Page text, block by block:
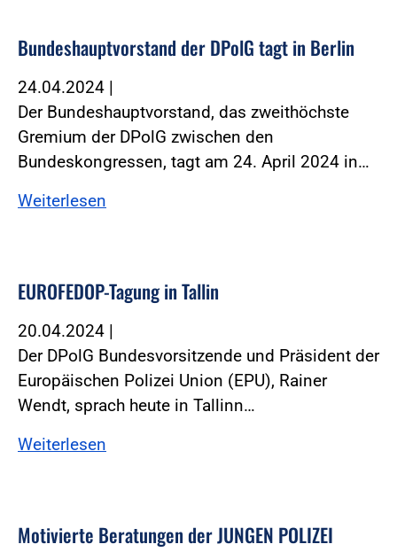
Bundeshauptvorstand der DPolG tagt in Berlin
24.04.2024 |
Der Bundeshauptvorstand, das zweithöchste
Gremium der DPolG zwischen den
Bundeskongressen, tagt am 24. April 2024 in…
Weiterlesen
EUROFEDOP-Tagung in Tallin
20.04.2024 |
Der DPolG Bundesvorsitzende und Präsident der
Europäischen Polizei Union (EPU), Rainer
Wendt, sprach heute in Tallinn…
Weiterlesen
Motivierte Beratungen der JUNGEN POLIZEI